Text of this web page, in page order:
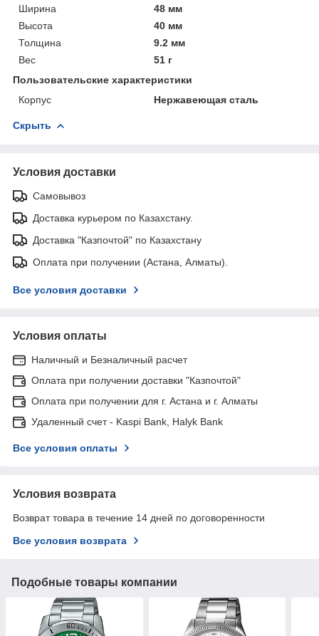
Ширина
48 мм
Высота
40 мм
Толщина
9.2 мм
Вес
51 г
Пользовательские характеристики
Корпус
Нержавеющая сталь
Скрыть
Условия доставки
Самовывоз
Доставка курьером по Казахстану.
Доставка "Казпочтой" по Казахстану
Оплата при получении (Астана, Алматы).
Все условия доставки
Условия оплаты
Наличный и Безналичный расчет
Оплата при получении доставки "Казпочтой"
Оплата при получении для г. Астана и г. Алматы
Удаленный счет - Kaspi Bank, Halyk Bank
Все условия оплаты
Условия возврата
Возврат товара в течение 14 дней по договоренности
Все условия возврата
Подобные товары компании